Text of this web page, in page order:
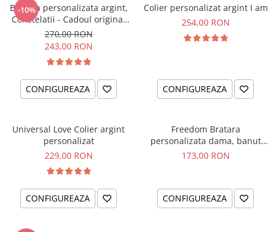
-10%
Bratara personalizata argint,
Constelatii - Cadoul original
pentru sora sau prietena ta
270,00 RON
243,00 RON
CONFIGUREAZA
Colier personalizat argint I am
254,00 RON
CONFIGUREAZA
Universal Love Colier argint
personalizat
229,00 RON
CONFIGUREAZA
Freedom Bratara
personalizata dama, banut
argint, snur reglabil
173,00 RON
CONFIGUREAZA